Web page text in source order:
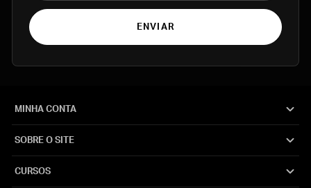
ENVIAR
MINHA CONTA
SOBRE O SITE
CURSOS